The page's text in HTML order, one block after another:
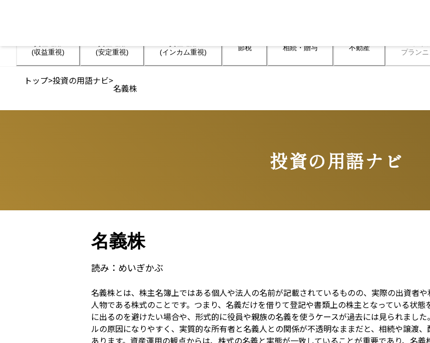
(収益重視)
(安定重視)
(インカム重視)
節税 相続・贈与 不動産
プラン
トップ>投資の用語ナビ>
名義株
投資の用語ナビ
名義株
読み： めいぎかぶ
名義株とは、株主名簿上ではある個人や法人の名前が記載されているものの、実際の出資者
人物である株式のことです。つまり、名義だけを借りて登記や書類上の株主となっている状
に出るのを避けたい場合や、形式的に役員や親族の名義を使うケースが過去には見られまし
ルの原因になりやすく、実質的な所有者と名義人との関係が不透明なままだと、相続や譲渡
あります。資産運用の観点からは、株式の名義と実態が一致していることが重要であり、名義